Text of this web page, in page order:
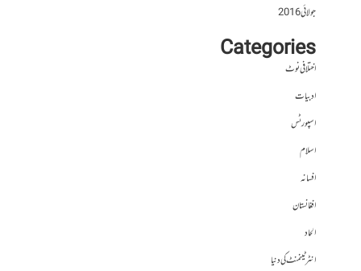
جولائی 2016
Categories
اختلافی نوٹ
ادبیات
اسپورٹس
اسلام
افسانہ
افغانستان
الحاد
انٹرٹینمنٹ کی دنیا